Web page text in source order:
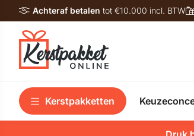
Achteraf betalen tot €10.000 incl. BTW
Kerstpakketten